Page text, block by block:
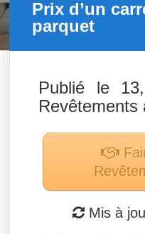
Prix d’un
parquet
Publié le
Revêtements
Mis à